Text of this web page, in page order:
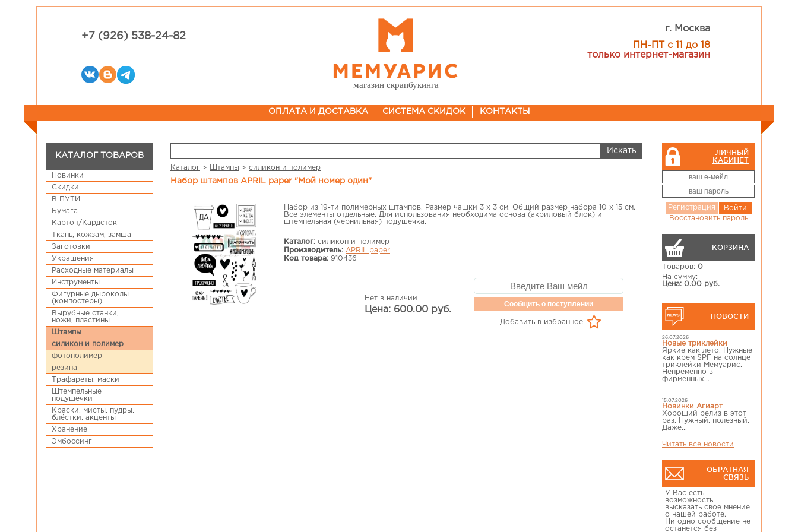
+7 (926) 538-24-82
магазин скрапбукинга
г. Москва
ПН-ПТ с 11 до 18
только интернет-магазин
ОПЛАТА И ДОСТАВКА СИСТЕМА СКИДОК КОНТАКТЫ
КАТАЛОГ ТОВАРОВ
Новинки
Скидки
В ПУТИ
Бумага
Картон/Кардсток
Ткань, кожзам, замша
Заготовки
Украшения
Расходные материалы
Инструменты
Фигурные дыроколы
(компостеры)
Вырубные станки,
ножи, пластины
Штампы
силикон и полимер
фотополимер
резина
Трафареты, маски
Штемпельные
подушечки
Краски, мисты, пудры,
блёстки, акценты
Хранение
Эмбоссинг
ЛИЧНЫЙ
КАБИНЕТ
Регистрация
Войти
Восстановить пароль
КОРЗИНА
Товаров: 0
На сумму:
Цена: 0.00 руб.
НОВОСТИ
26.07.2026
Новые триклейки
Яркие как лето, Нужные
как крем SPF на солнце
триклейки Мемуарис.
Непременно в
фирменных...
15.07.2026
Новинки Агиарт
Хороший релиз в этот
раз. Нужный, полезный.
Даже...
Читать все новости
ОБРАТНАЯ
СВЯЗЬ
У Вас есть
возможность
высказать свое мнение
о нашей работе.
Ни одно сообщение не
останется без
Каталог > Штампы > силикон и полимер
Набор штампов APRIL paper "Мой номер один"
Набор из 19-ти полимерных штампов. Размер чашки 3 х 3 см. Общий размер набора 10 х 15 см.
Все элементы отдельные. Для использования необходима основа (акриловый блок) и
штемпельная (чернильная) подушечка.
Каталог: силикон и полимер
Производитель: APRIL paper
Код товара: 910436
Нет в наличии
Цена: 600.00 руб.
Сообщить о поступлении
Добавить в избранное